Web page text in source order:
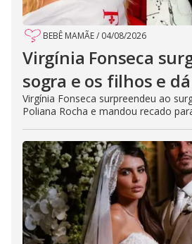
BEBÊ MAMÃE/ 04/08/2026
Virgínia Fonseca
sogra e os filhos e
Virgínia Fonseca surpreendeu ao
Poliana Rocha e mandou recado